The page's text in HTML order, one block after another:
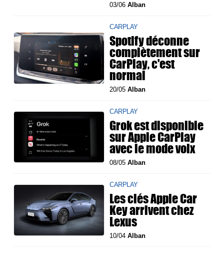
03/06Alban
CARPLAY
Spotify déconne
complètement sur
CarPlay, c'est
normal
20/05Alban
CARPLAY
Grok est disponible
sur Apple CarPlay
avec le mode voix
08/05Alban
CARPLAY
Les clés Apple Car
Key arrivent chez
Lexus
10/04Alban